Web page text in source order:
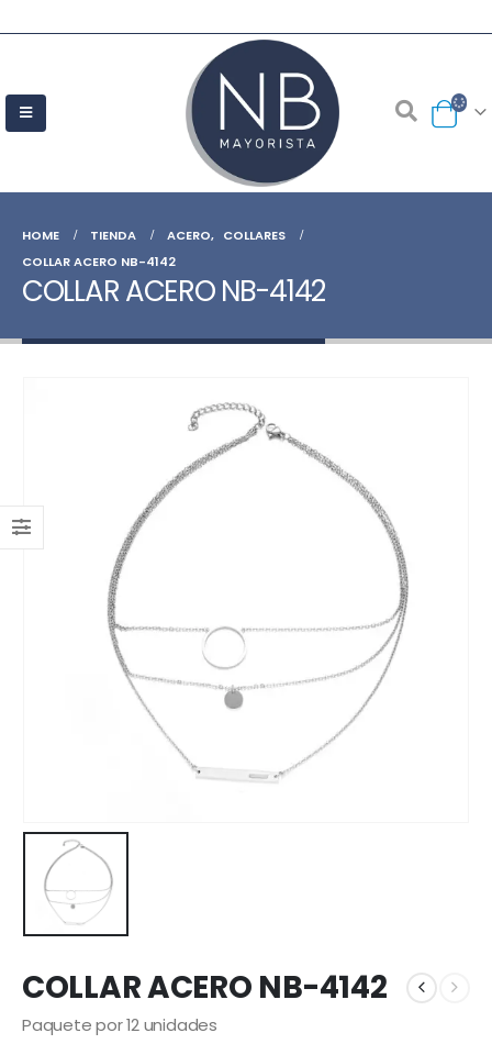
HOME TIENDA ACERO, COLLARES
COLLAR ACERO NB-4142
COLLAR ACERO NB-4142
COLLAR ACERO NB-4142
Paquete por 12 unidades